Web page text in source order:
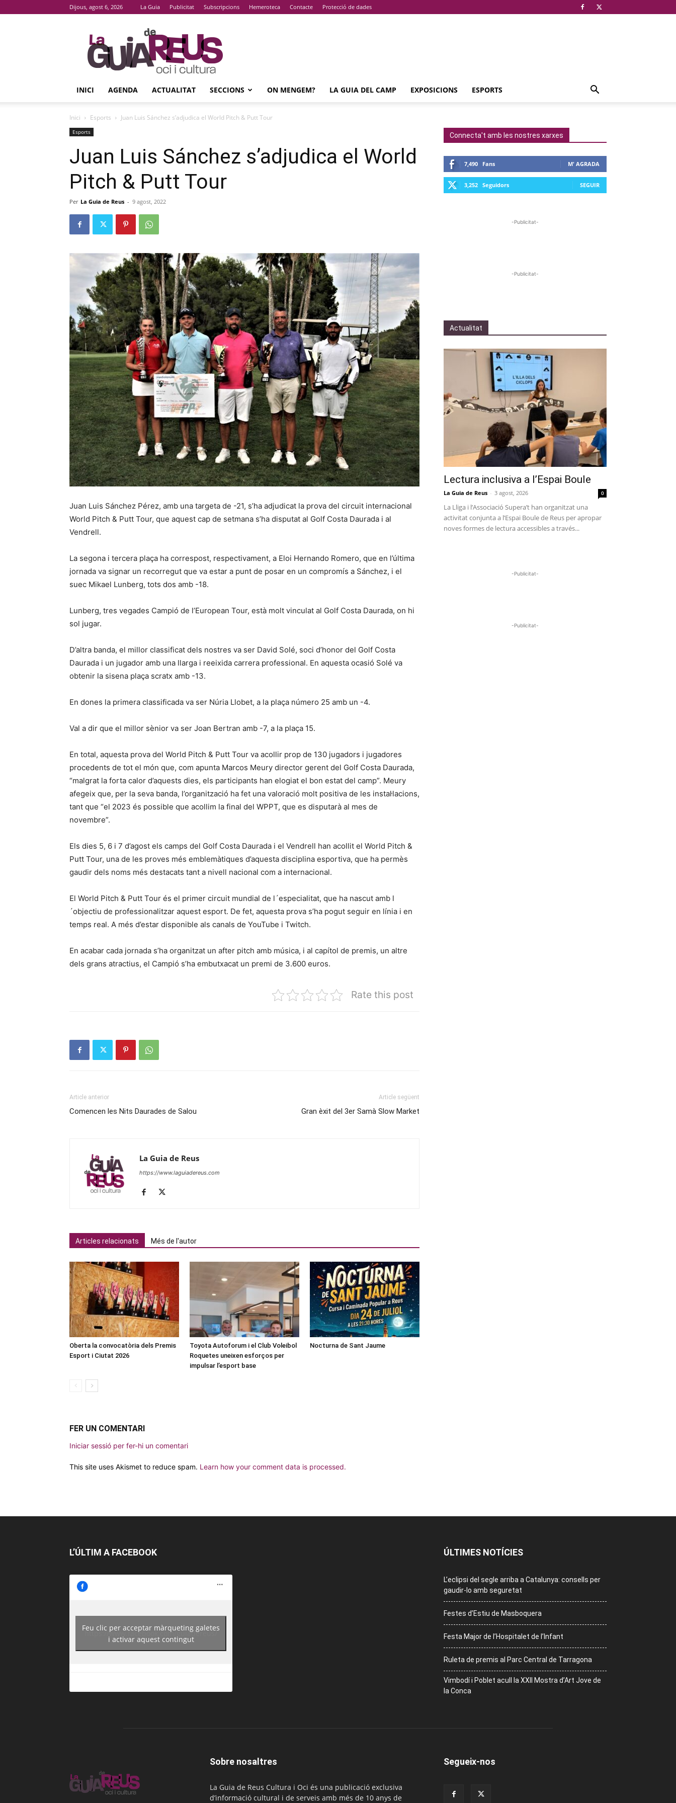
Dijous, agost 6, 2026 La Guia Publicitat Subscripcions Hemeroteca Contacte Protecció de dades
La
Guia
De
Reus
INICI AGENDA ACTUALITAT SECCIONS ON MENGEM? LA GUIA DEL CAMP EXPOSICIONS ESPORTS
Inici Esports Juan Luis Sánchez s’adjudica el World Pitch & Putt Tour
Esports
Juan Luis Sánchez s’adjudica el World
Pitch & Putt Tour
Per La Guia de Reus - 9 agost, 2022
Juan Luis Sánchez Pérez, amb una targeta de -21, s’ha adjudicat la prova del circuit internacional
World Pitch & Putt Tour, que aquest cap de setmana s’ha disputat al Golf Costa Daurada i al
Vendrell.
La segona i tercera plaça ha correspost, respectivament, a Eloi Hernando Romero, que en l’última
jornada va signar un recorregut que va estar a punt de posar en un compromís a Sánchez, i el
suec Mikael Lunberg, tots dos amb -18.
Lunberg, tres vegades Campió de l’European Tour, està molt vinculat al Golf Costa Daurada, on hi
sol jugar.
D’altra banda, el millor classificat dels nostres va ser David Solé, soci d’honor del Golf Costa
Daurada i un jugador amb una llarga i reeixida carrera professional. En aquesta ocasió Solé va
obtenir la sisena plaça scratx amb -13.
En dones la primera classificada va ser Núria Llobet, a la plaça número 25 amb un -4.
Val a dir que el millor sènior va ser Joan Bertran amb -7, a la plaça 15.
En total, aquesta prova del World Pitch & Putt Tour va acollir prop de 130 jugadors i jugadores
procedents de tot el món que, com apunta Marcos Meury director gerent del Golf Costa Daurada,
“malgrat la forta calor d’aquests dies, els participants han elogiat el bon estat del camp”. Meury
afegeix que, per la seva banda, l’organització ha fet una valoració molt positiva de les instal·lacions,
tant que “el 2023 és possible que acollim la final del WPPT, que es disputarà al mes de
novembre”.
Els dies 5, 6 i 7 d’agost els camps del Golf Costa Daurada i el Vendrell han acollit el World Pitch &
Putt Tour, una de les proves més emblemàtiques d’aquesta disciplina esportiva, que ha permès
gaudir dels noms més destacats tant a nivell nacional com a internacional.
El World Pitch & Putt Tour és el primer circuit mundial de l´especialitat, que ha nascut amb l
´objectiu de professionalitzar aquest esport. De fet, aquesta prova s’ha pogut seguir en línia i en
temps real. A més d’estar disponible als canals de YouTube i Twitch.
En acabar cada jornada s’ha organitzat un after pitch amb música, i al capítol de premis, un altre
dels grans atractius, el Campió s’ha embutxacat un premi de 3.600 euros.
Rate this post
Article anterior
Comencen les Nits Daurades de Salou
Article següent
Gran èxit del 3er Samà Slow Market
La Guia de Reus
https://www.laguiadereus.com
Articles relacionats Més de l'autor
Oberta la convocatòria dels Premis
Esport i Ciutat 2026
Toyota Autoforum i el Club Voleibol
Roquetes uneixen esforços per
impulsar l’esport base
Nocturna de Sant Jaume
FER UN COMENTARI
Iniciar sessió per fer-hi un comentari
This site uses Akismet to reduce spam. Learn how your comment data is processed.
Connecta't amb les nostres xarxes
7,490 Fans M' AGRADA
3,252 Seguidors SEGUIR
-Publicitat-
-Publicitat-
Actualitat
Lectura inclusiva a l’Espai Boule
La Guia de Reus - 3 agost, 2026 0
La Lliga i l’Associació Supera’t han organitzat una
activitat conjunta a l’Espai Boule de Reus per apropar
noves formes de lectura accessibles a través...
-Publicitat-
-Publicitat-
L’ÚLTIM A FACEBOOK
https://www.facebook.com/guiadereus/
Feu clic per acceptar màrqueting galetes
i activar aquest contingut
ÚLTIMES NOTÍCIES
L’eclipsi del segle arriba a Catalunya: consells per
gaudir-lo amb seguretat
Festes d’Estiu de Masboquera
Festa Major de l’Hospitalet de l’Infant
Ruleta de premis al Parc Central de Tarragona
Vimbodí i Poblet acull la XXII Mostra d’Art Jove de
la Conca
Sobre nosaltres
La Guia de Reus Cultura i Oci és una publicació exclusiva
d’informació cultural i de serveis amb més de 10 anys de
Segueix-nos